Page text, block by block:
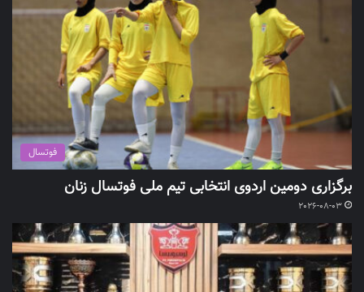
فوتسال
برگزاری دومین اردوی انتخابی تیم ملی فوتسال زنان
2026-08-03